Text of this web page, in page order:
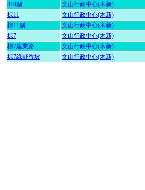
819副
文山行政中心(木新)
棕11
文山行政中心(木新)
棕11副
文山行政中心(木新)
棕7
文山行政中心(木新)
棕7建業路
文山行政中心(木新)
棕7綠野香坡
文山行政中心(木新)